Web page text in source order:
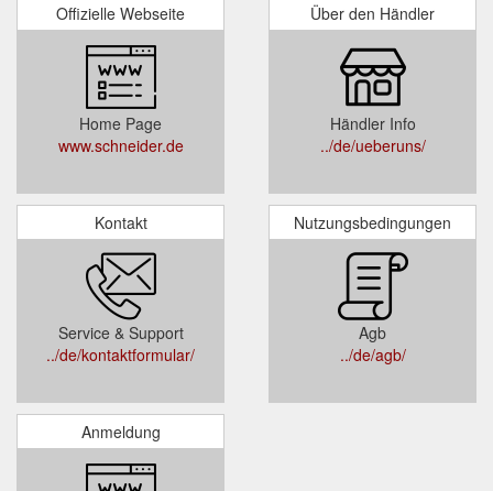
Offizielle Webseite
Home Page
www.schneider.de
Über den Händler
Händler Info
../de/ueberuns/
Kontakt
Service & Support
../de/kontaktformular/
Nutzungsbedingungen
Agb
../de/agb/
Anmeldung